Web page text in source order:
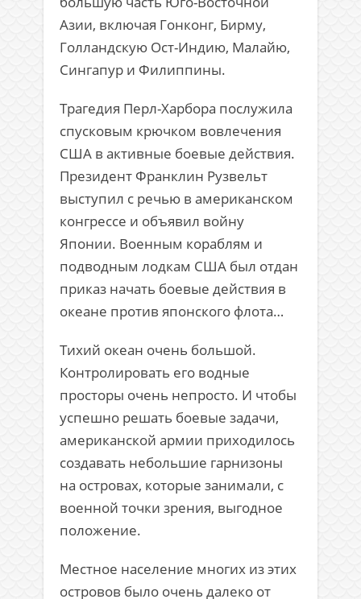
Азии, включая Гонконг, Бирму,
Голландскую Ост-Индию, Малайю,
Сингапур и Филиппины.
Трагедия Перл-Харбора послужила
спусковым крючком вовлечения
США в активные боевые действия.
Президент Франклин Рузвельт
выступил с речью в американском
конгрессе и объявил войну
Японии. Военным кораблям и
подводным лодкам США был отдан
приказ начать боевые действия в
океане против японского флота…
Тихий океан очень большой.
Контролировать его водные
просторы очень непросто. И чтобы
успешно решать боевые задачи,
американской армии приходилось
создавать небольшие гарнизоны
на островах, которые занимали, с
военной точки зрения, выгодное
положение.
Местное население многих из этих
островов было очень далеко от